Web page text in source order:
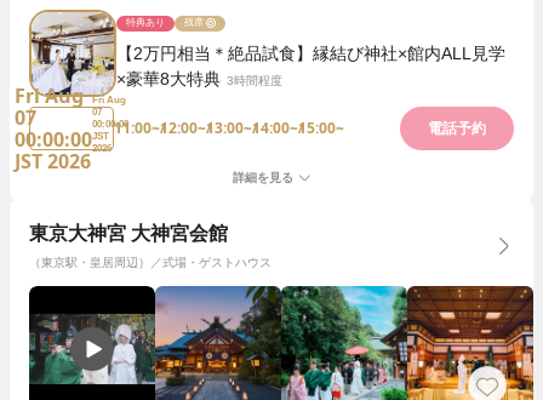
特典あり 残席
【2万円相当＊絶品試食】縁結び神社×館内ALL見学
×豪華8大特典 3時間程度
Fri Aug
07
00:00:00
JST 2026
Fri Aug
07
00:00:00
JST
2026
11:00~12:00~13:00~14:00~15:00~ 電話予約
詳細を見る
東京大神宮 大神宮会館
（東京駅・皇居周辺）／式場・ゲストハウス